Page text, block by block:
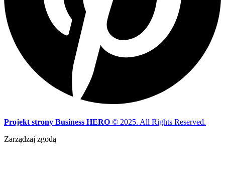
Projekt strony Business HERO © 2025. All Rights Reserved.
Zarządzaj zgodą